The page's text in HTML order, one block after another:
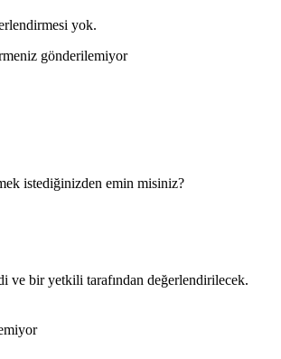
yok.
gönderilemiyor
istediğinizden emin misiniz?
ve bir yetkili tarafından değerlendirilecek.